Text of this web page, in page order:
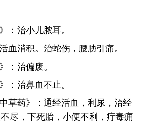
：治小儿脓耳。
血消积。治蛇伤，腰胁引痛。
：治偏废。
：治鼻血不止。
草药》：通经活血，利尿，治经
尽，下死胎，小便不利，疔毒痈